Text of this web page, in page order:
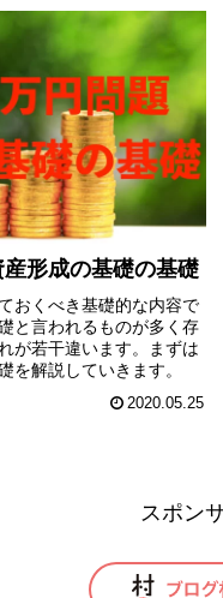
産形成の基礎の基礎
おくべき基礎的な内容で
と言われるものが多く存
が若干違います。まずは
を解説していきます。
2020.05.25
スポン